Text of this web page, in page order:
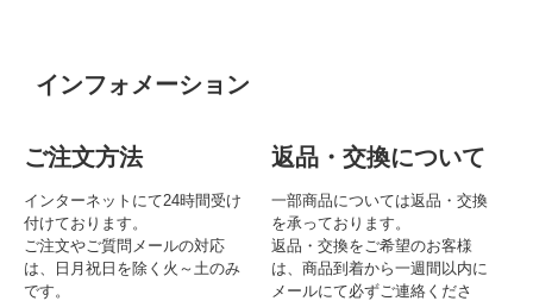
インフォメーション
ご注文方法
インターネットにて24時間受け
付けております。
ご注文やご質問メールの対応
は、日月祝日を除く火～土のみ
です。
返品・交換について
一部商品については返品・交換
を承っております。
返品・交換をご希望のお客様
は、商品到着から一週間以内に
メールにて必ずご連絡くださ